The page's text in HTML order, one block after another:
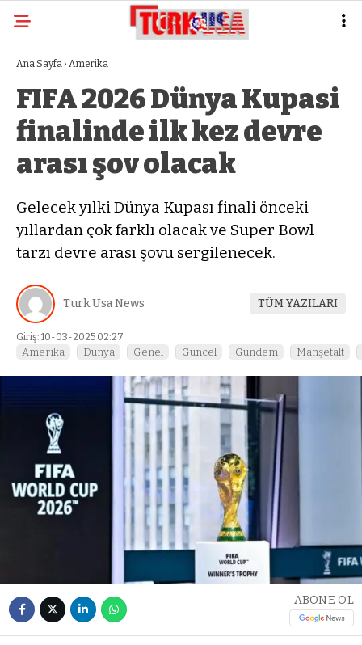
Ana Sayfa › Amerika
FIFA 2026 Dünya Kupasi
finalinde ilk kez devre
arası şov olacak
Gelecek yılki Dünya Kupası finali önceki
yıllardan çok farklı olacak ve Super Bowl
tarzı devre arası şovu sergilenecek.
Turk Usa News TÜM YAZILARI
Giriş: 10-03-2025 02:27
Amerika Dünya Genel Güncel Gündem Manşetalt
ABONE OL